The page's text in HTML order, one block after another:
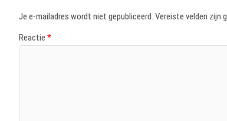
Je e-mailadres wordt niet gepubliceerd. Vereiste velden zijn
Reactie *